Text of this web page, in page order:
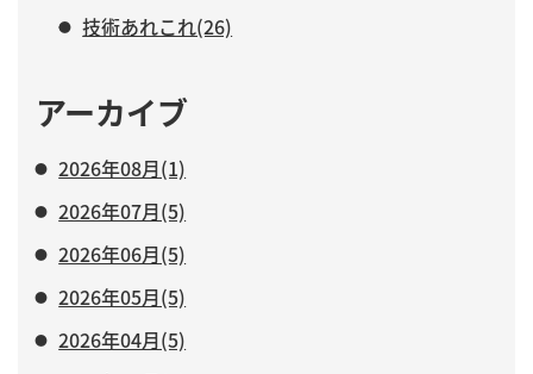
技術あれこれ(26)
アーカイブ
2026年08月(1)
2026年07月(5)
2026年06月(5)
2026年05月(5)
2026年04月(5)